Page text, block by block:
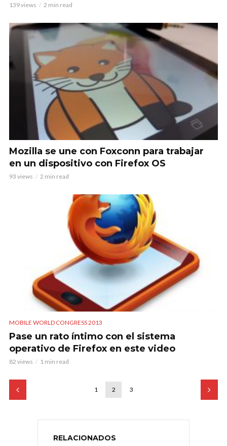
139 views 2 min read
Mozilla se une con Foxconn para trabajar
en un dispositivo con Firefox OS
93 views 2 min read
MOBILE WORLD CONGRESS 2013
Pase un rato íntimo con el sistema
operativo de Firefox en este video
82 views 1 min read
1 2 3
RELACIONADOS